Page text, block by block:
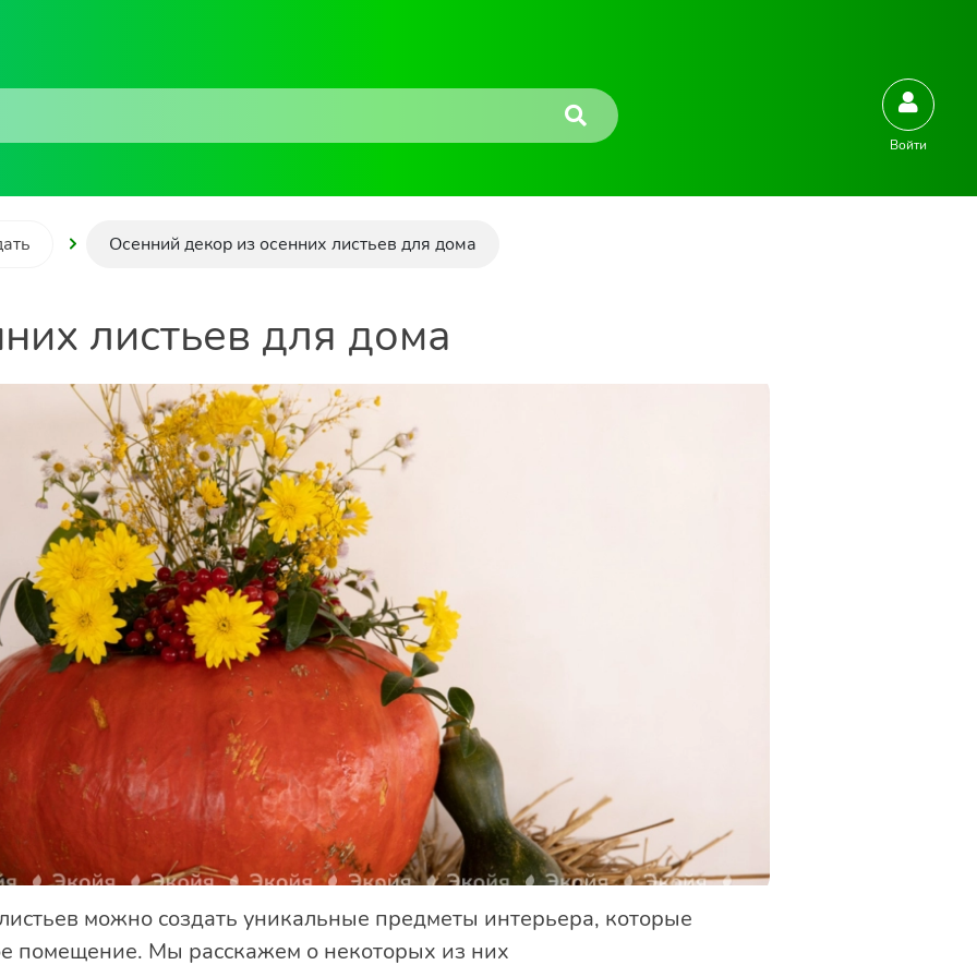
Войти
Осенний декор из осенних листьев для дома
листьев для дома
можно создать уникальные предметы интерьера, которые
помещение. Мы расскажем о некоторых из них